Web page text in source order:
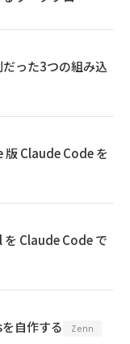
った3つの組み込
版 Claude Code を
Claude Code で
自作する Zenn